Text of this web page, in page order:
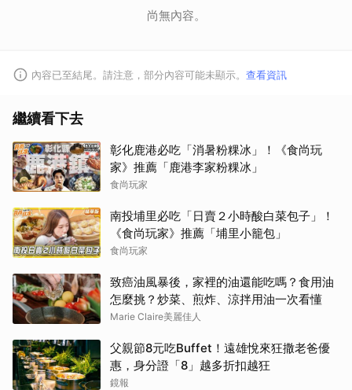
尚無內容。
內容已至結尾。請注意，部分內容可能未顯示。 查看資訊
繼續看下去
彰化鹿港必吃「消暑粉粿冰」！《食尚玩
家》推薦「鹿港李家粉粿冰」
食尚玩家
南投埔里必吃「日賣２小時酸白菜包子」！
《食尚玩家》推薦「埔里小籠包」
食尚玩家
致癌油風暴後，家裡的油還能吃嗎？食用油
怎麼挑？炒菜、煎炸、涼拌用油一次看懂
Marie Claire美麗佳人
父親節8元吃Buffet！遠雄悅來狂撒老爸優
惠，身分證「8」越多折扣越狂
鏡報